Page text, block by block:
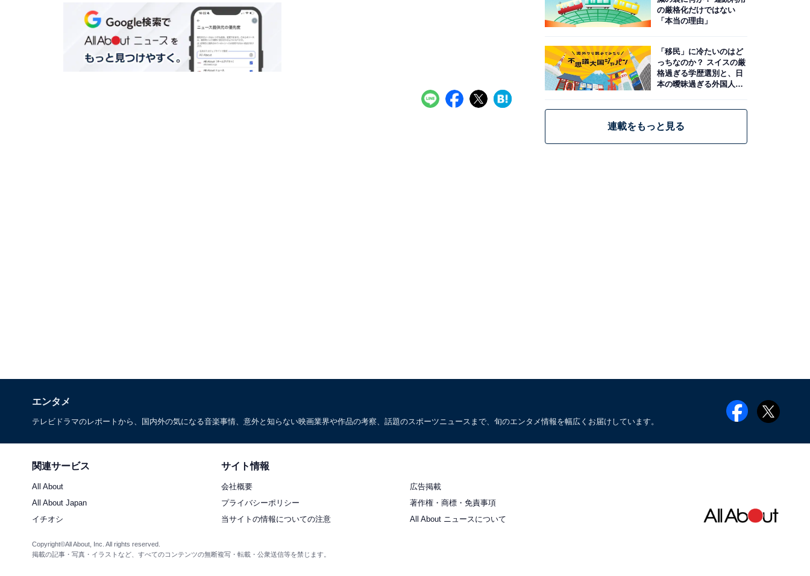
の厳格化だけではない
「本当の理由」
「移民」に冷たいのはど
っちなのか？ スイスの厳
格過ぎる学歴選別と、日
本の曖昧過ぎる外国人政
連載をもっと見る
エンタメ
テレビドラマのレポートから、国内外の気になる音楽事情、意外と知らない映画業界や作品の考察、話題のスポーツニュースまで、旬のエンタメ情報を幅広くお届けしています。
関連サービス
All About
All About Japan
イチオシ
サイト情報
会社概要
広告掲載
プライバシーポリシー
著作権・商標・免責事項
当サイトの情報についての注意
All About ニュースについて
Copyright©All About, Inc. All rights reserved.
掲載の記事・写真・イラストなど、すべてのコンテンツの無断複写・転載・公衆送信等を禁じます。